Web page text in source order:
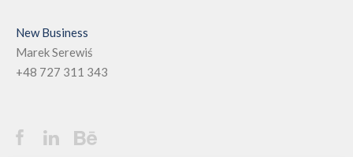
New Business
Marek Serewiś
+48 727 311 343